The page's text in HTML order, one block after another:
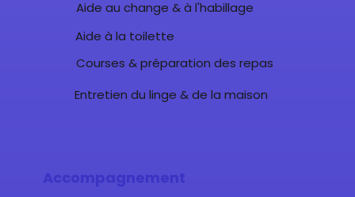
Aide au change & à l'habillage
Aide à la toilette
Courses & préparation des repas
Entretien du linge & de la maison
Accompagnement